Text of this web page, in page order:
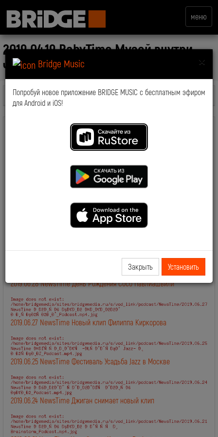
меню
×
Bridge Music
Попробуй новое приложение BRIDGE MUSIC с бесплатным эфиром
для Android и iOS!
Закрыть Установить
2019.04.19 BabyTime Музей внутри
человека
Все передачи
скачать файл
Смотрите также:
2019.06.28 NewsTime День Рождения Сосо Павлиашвили
2019.06.27 NewsTime Новый клип Филиппа Киркорова
2019.06.25 NewsTime Фестиваль Усадьба Jazz в Москве
2019.06.24 NewsTime Джиган снимает новый клип